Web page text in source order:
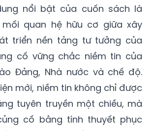
nổi bật của cuốn sách là
quan hệ hữu cơ giữa xây
triển nền tảng tư tưởng của
cố vững chắc niềm tin của
Đảng, Nhà nước và chế độ.
mới, niềm tin không chỉ được
tuyên truyền một chiều, mà
cố bằng tính thuyết phục